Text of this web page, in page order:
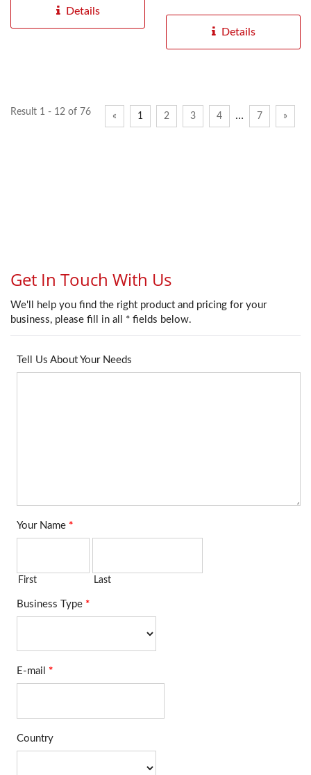
Details
EthernetKableketat...
Details
Result 1 - 12 of 76 « 1 2 3 4 … 7 »